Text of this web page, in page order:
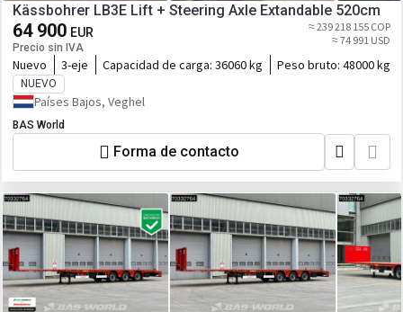
Kässbohrer LB3E Lift + Steering Axle Extandable 520cm
64 900 EUR
Precio sin IVA
≈ 239 218 155 COP
≈ 74 991 USD
Nuevo 3-eje Capacidad de carga: 36060 kg Peso bruto: 48000 kg
NUEVO
Países Bajos, Veghel
BAS World
Forma de contacto